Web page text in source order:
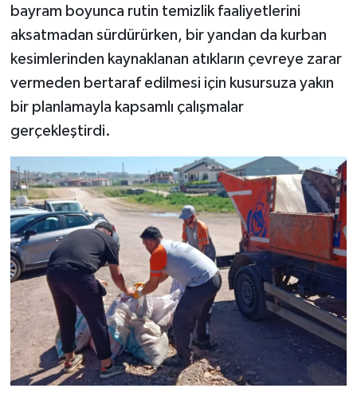
bayram boyunca rutin temizlik faaliyetlerini
aksatmadan sürdürürken, bir yandan da kurban
kesimlerinden kaynaklanan atıkların çevreye zarar
vermeden bertaraf edilmesi için kusursuza yakın
bir planlamayla kapsamlı çalışmalar
gerçekleştirdi.